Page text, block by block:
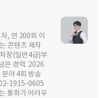
, 연 200회 이
콘텐츠 제작
장(일반4급)부
은 경력. 2026
야 4회 방송
1915-0605
통화가 어려우